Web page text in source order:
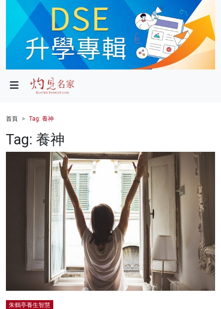
政局
財經
健康
灼見活動
關於我們
首頁 Tag: 養神
Tag: 養神
朱鶴亭養生智慧